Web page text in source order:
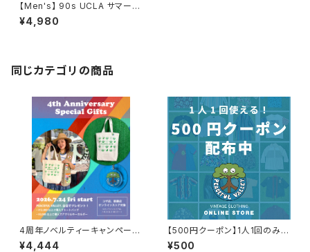
【Men's】 90s UCLA サマーニ
ット風 ポロシャツ / アメリカ製
USA製 90年代 トップス ポロ
¥4,980
同じカテゴリの商品
4周年ノベルティーキャンペーン
開催中！
¥4,444
【500円クーポン】1人1回のみご
利用可能！
¥500